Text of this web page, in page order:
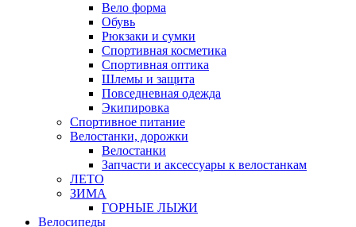
Вело форма
Обувь
Рюкзаки и сумки
Спортивная косметика
Спортивная оптика
Шлемы и защита
Повседневная одежда
Экипировка
Спортивное питание
Велостанки, дорожки
Велостанки
Запчасти и аксессуары к велостанкам
ЛЕТО
ЗИМА
ГОРНЫЕ ЛЫЖИ
Велосипеды